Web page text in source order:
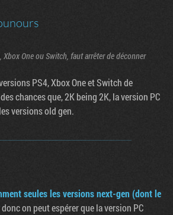
Xbox One ou Switch, faut arrêter de déconner
PS4, Xbox One et Switch de
chances que, 2K being 2K, la version PC
versions old gen.
seules les versions next-gen (dont le
donc on peut espérer que la version PC